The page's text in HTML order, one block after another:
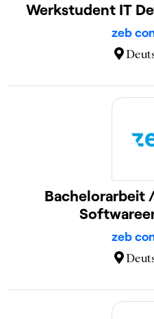
Werkstudent IT
zeb
Bachelorarbeit
zeb